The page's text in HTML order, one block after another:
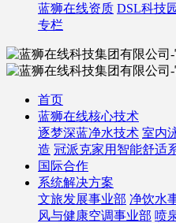
蓝狮在线资质 DSL科技园
专栏
首页
蓝狮在线核心技术
逐梦深蓝净水技术 室内
造 冠派克家用智能舒适
国际合作
系统解决方案
文旅发展事业部 净饮水
风与健康空调事业部 喷